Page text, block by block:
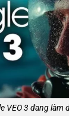
VEO 3 đang làm